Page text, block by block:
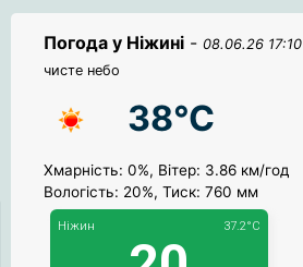
Погода у Ніжині - 08.06.26 17:10
чисте небо
38°C
Хмарність: 0%, Вітер: 3.86 км/год
Вологість: 20%, Тиск: 760 мм